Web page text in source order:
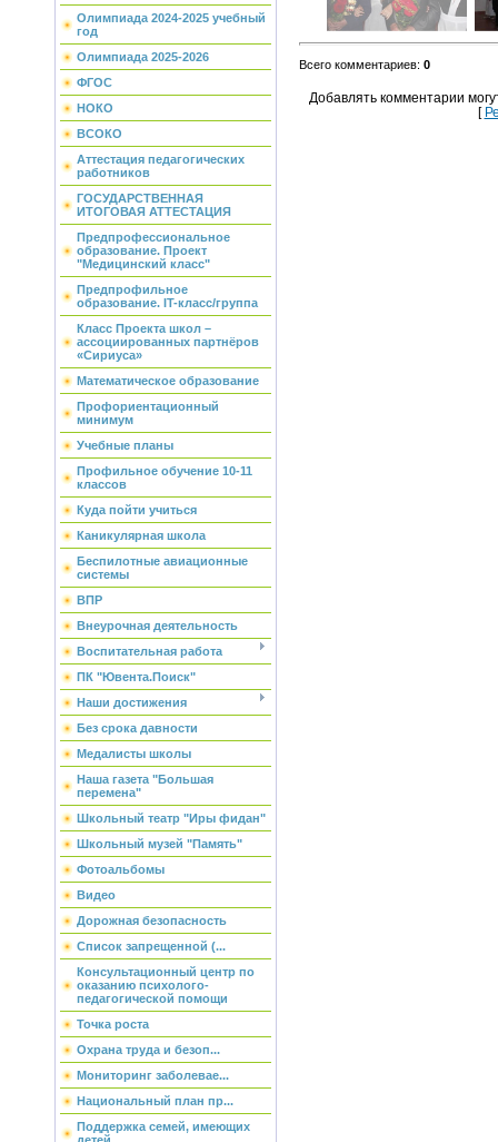
Олимпиада 2024-2025 учебный
год
Олимпиада 2025-2026
ФГОС
НОКО
ВСОКО
Аттестация педагогических
работников
ГОСУДАРСТВЕННАЯ
ИТОГОВАЯ АТТЕСТАЦИЯ
Предпрофессиональное
образование. Проект
"Медицинский класс"
Предпрофильное
образование. IT-класс/группа
Класс Проекта школ –
ассоциированных партнёров
«Сириуса»
Математическое образование
Профориентационный
минимум
Учебные планы
Профильное обучение 10-11
классов
Куда пойти учиться
Каникулярная школа
Беспилотные авиационные
системы
ВПР
Внеурочная деятельность
Воспитательная работа
ПК "Ювента.Поиск"
Наши достижения
Без срока давности
Медалисты школы
Наша газета "Большая
перемена"
Школьный театр "Иры фидан"
Школьный музей "Память"
Фотоальбомы
Видео
Дорожная безопасность
Список запрещенной (...
Консультационный центр по
оказанию психолого-
педагогической помощи
Точка роста
Охрана труда и безоп...
Мониторинг заболевае...
Национальный план пр...
Поддержка семей, имеющих
Всего комментариев: 0
Добавлять комментарии
[